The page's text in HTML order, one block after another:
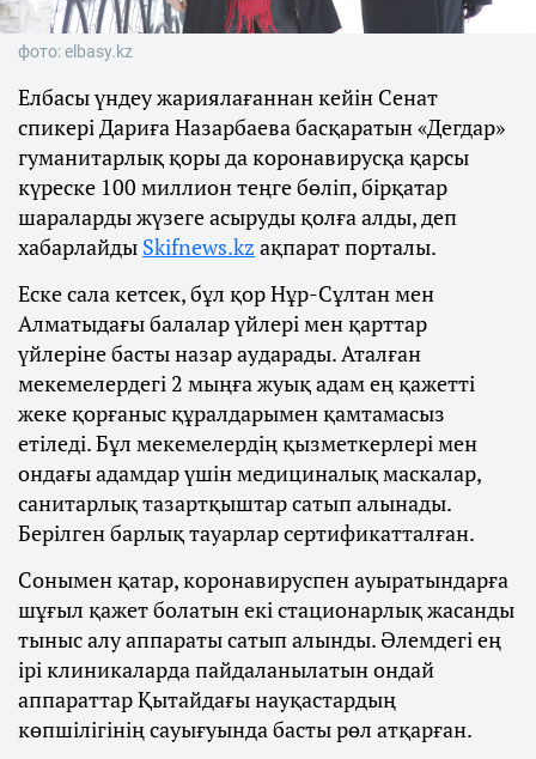
фото: elbasy.kz
Елбасы үндеу жариялағаннан кейін Сенат
спикері Дариға Назарбаева басқаратын «Дегдар»
гуманитарлық қоры да коронавирусқа қарсы
күреске 100 миллион теңге бөліп, бірқатар
шараларды жүзеге асыруды қолға алды, деп
хабарлайды Skifnews.kz ақпарат порталы.
Еске сала кетсек, бұл қор Нұр-Сұлтан мен
Алматыдағы балалар үйлері мен қарттар
үйлеріне басты назар аударады. Аталған
мекемелердегі 2 мыңға жуық адам ең қажетті
жеке қорғаныс құралдарымен қамтамасыз
етіледі. Бұл мекемелердің қызметкерлері мен
ондағы адамдар үшін медициналық маскалар,
санитарлық тазартқыштар сатып алынады.
Берілген барлық тауарлар сертификатталған.
Сонымен қатар, коронавируспен ауыратындарға
шұғыл қажет болатын екі стационарлық жасанды
тыныс алу аппараты сатып алынды. Әлемдегі ең
ірі клиникаларда пайдаланылатын ондай
аппараттар Қытайдағы науқастардың
көпшілігінің сауығуында басты рөл атқарған.